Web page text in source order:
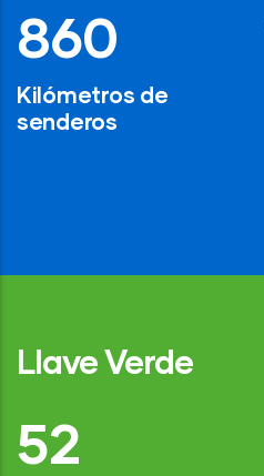
1,200
Kilómetros de
senderos
Llave Verde
77